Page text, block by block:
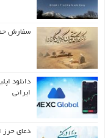
سفارش
ایرانی
دعای حرز